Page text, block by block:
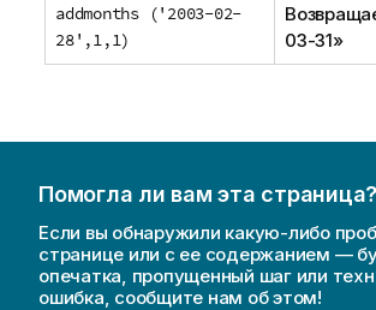
addmonths ('2003-02-
28',1,1)
03-31»
Помогла ли вам эта страница?
Если вы обнаружили какую-либо
странице или с ее содержанием —
опечатка, пропущенный шаг или
ошибка, сообщите нам об этом!